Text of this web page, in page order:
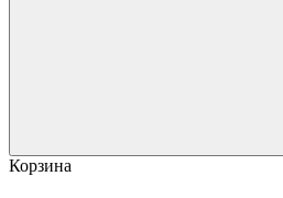
Корзина